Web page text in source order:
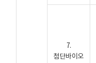
7.
첨단바이오